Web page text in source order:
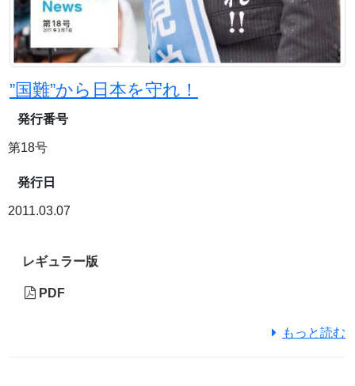
”国難”から日本を守れ！
発行番号
第18号
発行日
2011.03.07
レギュラー版
PDF
もっと読む